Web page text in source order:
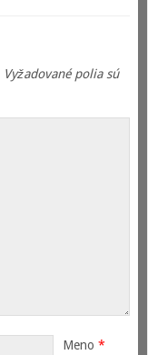
Vyžadované polia sú
Meno *